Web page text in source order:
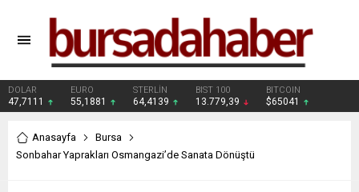
DOLAR
47,7111
EURO
55,1881
STERLİN
64,4139
BIST 100
13.779,39
BITCOIN
$65041
Anasayfa
Bursa
Sonbahar Yaprakları Osmangazi’de Sanata Dönüştü